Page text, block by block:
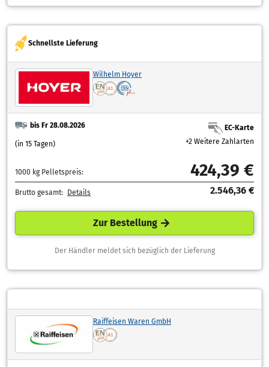
Schnellste Lieferung
Wilhelm Hoyer
bis Fr 28.08.2026
(in 15 Tagen)
EC-Karte
+2 Weitere Zahlarten
1000 kg Pelletspreis: 424,39 €
Brutto gesamt: Details 2.546,36 €
Zur Bestellung
Der Händler meldet sich bezüglich der Lieferung
Raiffeisen Waren GmbH